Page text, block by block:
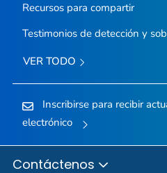
Recursos para compartir
Testimonios de detección y
VER TODO
Inscribirse para recibir
electrónico
Contáctenos